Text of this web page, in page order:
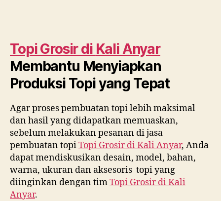
Topi Grosir di Kali Anyar
Membantu Menyiapkan
Produksi Topi yang Tepat
Agar proses pembuatan topi lebih maksimal
dan hasil yang didapatkan memuaskan,
sebelum melakukan pesanan di jasa
pembuatan topiTopi Grosir diKali Anyar, Anda
dapat mendiskusikan desain, model, bahan,
warna, ukuran dan aksesoris topi yang
diinginkan dengan timTopi Grosir diKali
Anyar.